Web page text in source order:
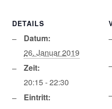
DETAILS
Datum:
26. Januar 2019
Zeit:
20:15 - 22:30
Eintritt: